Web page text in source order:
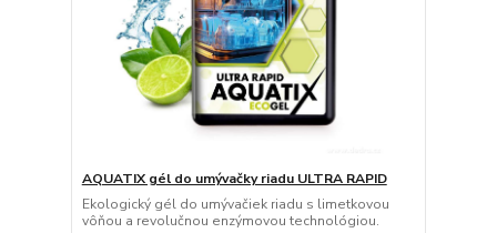
AQUATIX gél do umývačky riadu ULTRA RAPID
Ekologický gél do umývačiek riadu s limetkovou
vôňou a revolučnou enzýmovou technológiou.